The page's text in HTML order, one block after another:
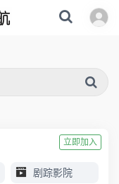
立即加入
剧踪影院